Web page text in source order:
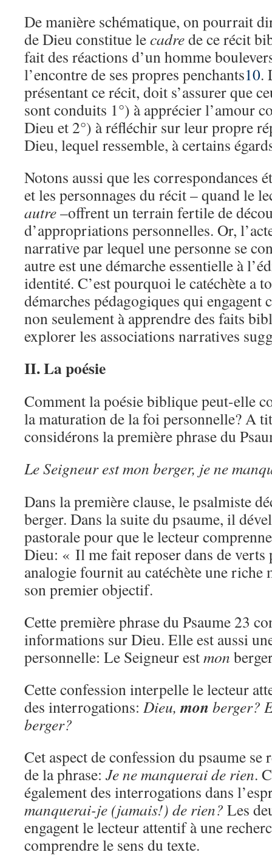
De manière schématique, on pourrait
de Dieu constitue lecadrede ce récit
fait des réactions d’un homme
l’encontre de ses propres penchants10.
présentant ce récit, doit s’assurer que
sont conduits 1°) à apprécier l’amour
Dieu et 2°) à réfléchir sur leur propre
Dieu, lequel ressemble, à certains
Notons aussi que les correspondances
et les personnages du récit – quand le
autre–offrent un terrain fertile de
d’appropriations personnelles. Or,
narrative par lequel une personne se
autre est une démarche essentielle à
identité. C’est pourquoi le catéchète a
démarches pédagogiques qui engagent
non seulement à apprendre des faits
explorer les associations narratives
II. La poésie
Comment la poésie biblique peut-elle
la maturation de la foi personnelle? A
considérons la première phrase du
Le Seigneur est mon berger, je ne
Dans la première clause, le psalmiste
berger. Dans la suite du psaume, il
pastorale pour que le lecteur
Dieu: « Il me fait reposer dans de verts
analogie fournit au catéchète une riche
son premier objectif.
Cette première phrase du Psaume 23
informations sur Dieu. Elle est aussi
personnelle: Le Seigneur estmon
Cette confession interpelle le lecteur
des interrogations: Dieu,mon berger?
berger?
Cet aspect de confession du psaume se
de la phrase: Je ne manquerai de rien.
également des interrogations dans
manquerai-je (jamais!) de rien? Les
engagent le lecteur attentif à une
comprendre le sens du texte.